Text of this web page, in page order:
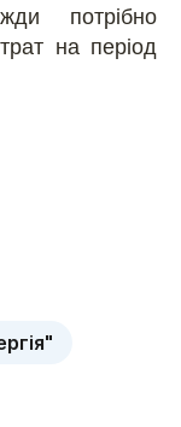
потрібно
на період